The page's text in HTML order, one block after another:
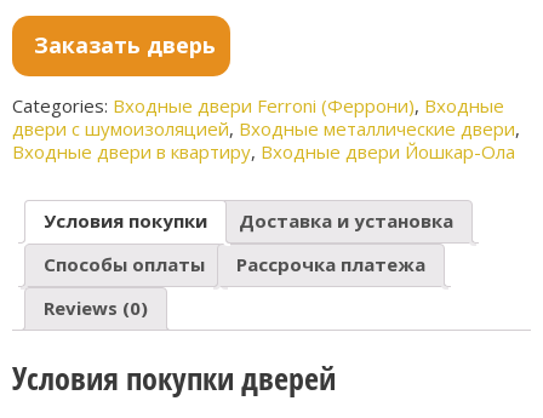
Заказать дверь
Categories: Входные двери Ferroni (Феррони), Входные
двери с шумоизоляцией, Входные металлические двери,
Входные двери в квартиру, Входные двери Йошкар-Ола
Условия покупки
Доставка и установка
Способы оплаты
Рассрочка платежа
Reviews (0)
Условия покупки дверей